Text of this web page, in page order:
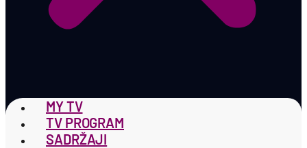
MY TV
TV PROGRAM
SADRŽAJI